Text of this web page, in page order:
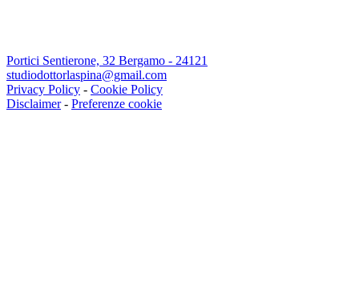
Portici Sentierone, 32 Bergamo - 24121
studiodottorlaspina@gmail.com
Privacy Policy - Cookie Policy
Disclaimer- Preferenze cookie